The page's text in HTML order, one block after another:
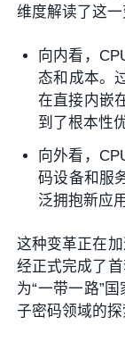
维度解读了这一
向内看，
态和成本。
在直接内嵌
到了根本性
向外看，
码设备和服
泛拥抱新应
这种变革正在
经正式完成了
为“一带一路”
子密码领域的探